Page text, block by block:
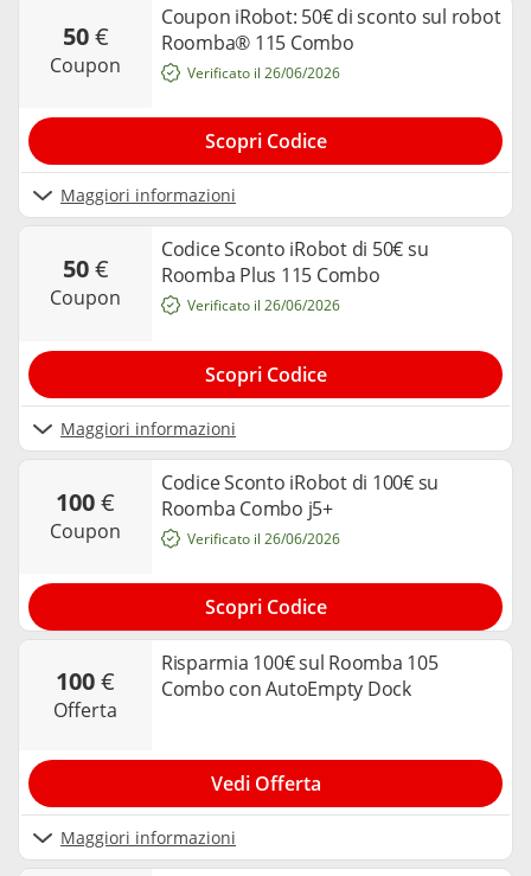
50€
coupon
Coupon iRobot: 50€ di sconto sul robot
Roomba® 115 Combo
Maggiori informazioni
Verificato il 26/06/2026
Scopri Codice
50€
coupon
Codice Sconto iRobot di 50€ su
Roomba Plus 115 Combo
Maggiori informazioni
Verificato il 26/06/2026
Scopri Codice
100€
coupon
Codice Sconto iRobot di 100€ su
Roomba Combo j5+
Verificato il 26/06/2026
Scopri Codice
100€
offerta
Risparmia 100€ sul Roomba 105
Combo con AutoEmpty Dock
Maggiori informazioni
Vedi Offerta